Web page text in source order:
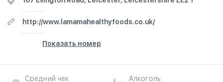
http://www.lamamahealthyfoods.co.uk/
Показать номер
Средний чек
Алкоголь